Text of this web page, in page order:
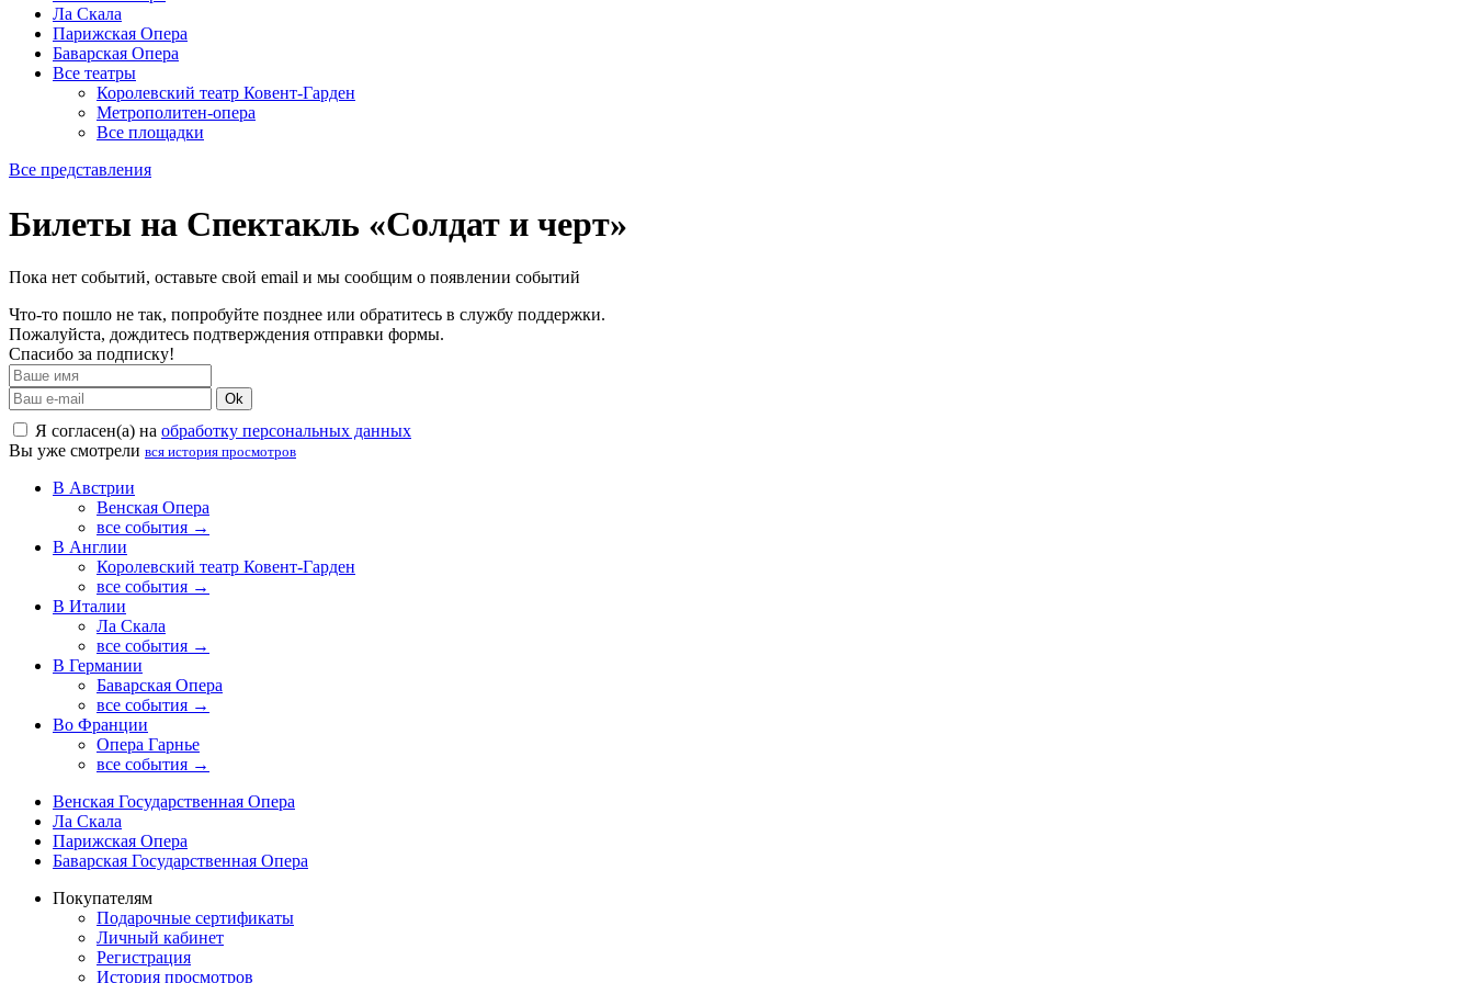
Ла Скала
Парижская Опера
Баварская Опера
Все театры
Королевский театр Ковент-Гарден
Метрополитен-опера
Все площадки
Все представления
Билеты на Спектакль «Солдат и черт»
Пока нет событий, оставьте свой email и мы сообщим о появлении событий
Что-то пошло не так, попробуйте позднее или обратитесь в службу поддержки.
Пожалуйста, дождитесь подтверждения отправки формы.
Спасибо за подписку!
Ok
Я согласен(а) на обработку персональных данных
Вы уже смотрели вся история просмотров
В Австрии
Венская Опера
все события →
В Англии
Королевский театр Ковент-Гарден
все события →
В Италии
Ла Скала
все события →
В Германии
Баварская Опера
все события →
Во Франции
Опера Гарнье
все события →
Венская Государственная Опера
Ла Скала
Парижская Опера
Баварская Государственная Опера
Покупателям
Подарочные сертификаты
Личный кабинет
Регистрация
История просмотров